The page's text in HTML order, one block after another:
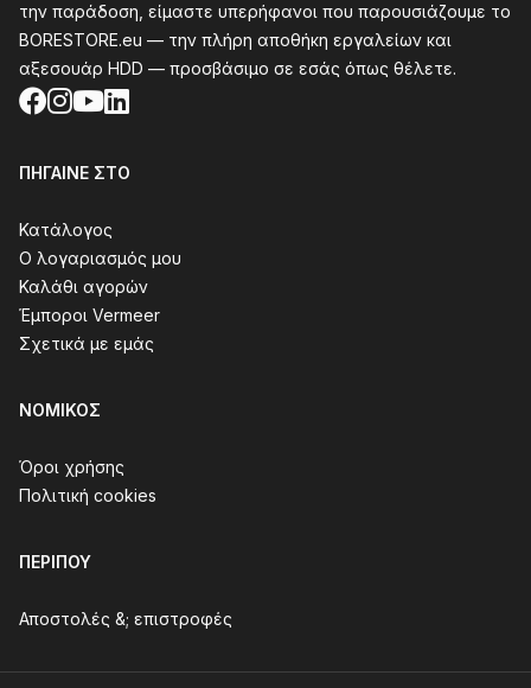
την παράδοση, είμαστε υπερήφανοι που παρουσιάζουμε το
BORESTORE.eu — την πλήρη αποθήκη εργαλείων και
αξεσουάρ HDD — προσβάσιμο σε εσάς όπως θέλετε.
Facebook
Instagram
YouTube
LinkedIn
ΠΉΓΑΙΝΕ ΣΤΟ
Κατάλογος
Ο λογαριασμός μου
Καλάθι αγορών
Έμποροι Vermeer
Σχετικά με εμάς
ΝΟΜΙΚΌΣ
Όροι χρήσης
Πολιτική cookies
ΠΕΡΊΠΟΥ
Αποστολές &; επιστροφές